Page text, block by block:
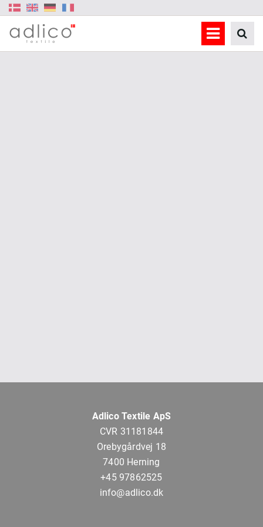
Adlico Textile ApS
CVR 31181844
Orebygårdvej 18
7400 Herning
+45 97862525
info@adlico.dk